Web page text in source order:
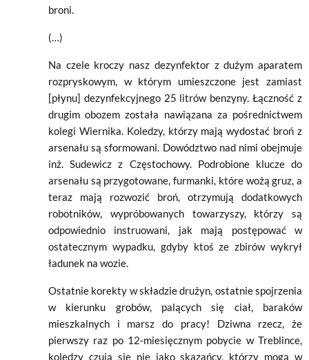
broni.
(…)
Na czele kroczy nasz dezynfektor z dużym aparatem
rozpryskowym, w którym umieszczone jest zamiast
[płynu] dezynfekcyjnego 25 litrów benzyny. Łączność z
drugim obozem została nawiązana za pośrednictwem
kolegi Wiernika. Koledzy, którzy mają wydostać broń z
arsenału są sformowani. Dowództwo nad nimi obejmuje
inż. Sudewicz z Częstochowy. Podrobione klucze do
arsenału są przygotowane, furmanki, które wożą gruz, a
teraz mają rozwozić broń, otrzymują dodatkowych
robotników, wypróbowanych towarzyszy, którzy są
odpowiednio instruowani, jak mają postępować w
ostatecznym wypadku, gdyby ktoś ze zbirów wykrył
ładunek na wozie.
Ostatnie korekty w składzie drużyn, ostatnie spojrzenia
w kierunku grobów, palących się ciał, baraków
mieszkalnych i marsz do pracy! Dziwna rzecz, że
pierwszy raz po 12-miesięcznym pobycie w Treblince,
koledzy czują się nie jako skazańcy, którzy mogą w